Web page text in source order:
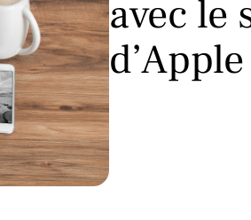
avec le
d’Apple